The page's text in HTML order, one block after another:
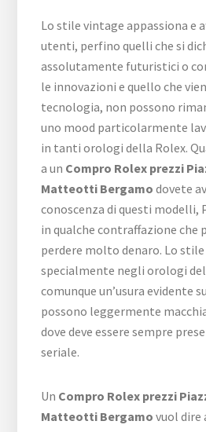
Lo stile vintage appassiona e
utenti, perfino quelli che si
assolutamente futuristici o
le innovazioni e quello che
tecnologia, non possono
uno mood particolarmente
in tanti orologi della Rolex.
a un Compro Rolex prezzi
Matteotti Bergamo dovete
conoscenza di questi modelli,
in qualche contraffazione che
perdere molto denaro. Lo
specialmente negli orologi
comunque un’usura evidente
possono leggermente
dove deve essere sempre
seriale.
Un Compro Rolex prezzi
Matteotti Bergamo vuol dire